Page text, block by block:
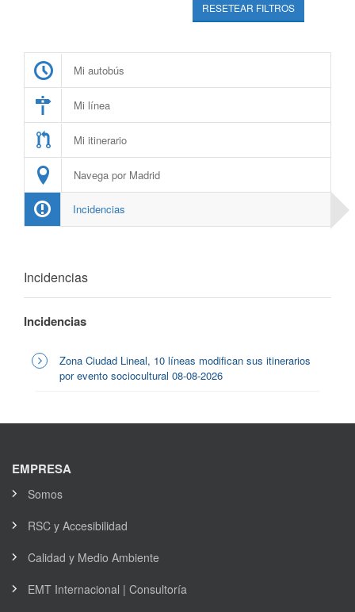
RESETEAR FILTROS
Mi autobús
Mi línea
Mi itinerario
Navega por Madrid
Incidencias
Incidencias
Incidencias
Zona Ciudad Lineal, 10 líneas modifican sus itinerarios
por evento sociocultural 08-08-2026
EMPRESA
Somos
RSC y Accesibilidad
Calidad y Medio Ambiente
EMT Internacional | Consultoría